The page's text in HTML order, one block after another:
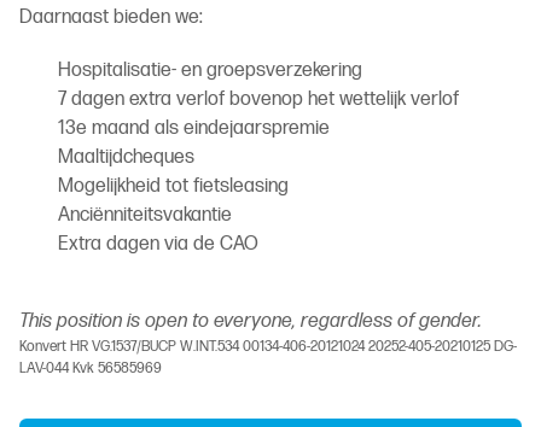
Daarnaast bieden we:
Hospitalisatie- en groepsverzekering
7 dagen extra verlof bovenop het wettelijk verlof
13e maand als eindejaarspremie
Maaltijdcheques
Mogelijkheid tot fietsleasing
Anciënniteitsvakantie
Extra dagen via de CAO
This position is open to everyone, regardless of gender.
Konvert HR VG.1537/BUCP W.INT.534 00134-406-20121024 20252-405-20210125 DG-
LAV-044 Kvk 56585969